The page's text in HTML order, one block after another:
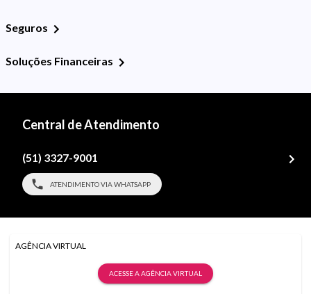
Seguros
Soluções Financeiras
Central de Atendimento
(51) 3327-9001
ATENDIMENTO VIA WHATSAPP
AGÊNCIA VIRTUAL
ACESSE A AGÊNCIA VIRTUAL